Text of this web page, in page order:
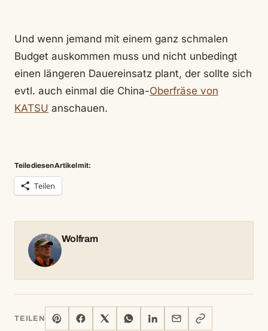
Und wenn jemand mit einem ganz schmalen
Budget auskommen muss und nicht unbedingt
einen längeren Dauereinsatz plant, der sollte sich
evtl. auch einmal die China-Oberfräse von
KATSU anschauen.
Teile diesen Artikel mit:
Teilen
Wolfram
TEILEN
PINTERESTFACEBOOK WHATSAPPLINKEDIN
MAIL
LINK
KOPIEREN